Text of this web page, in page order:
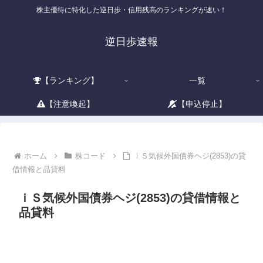
株主優待に特化した逆日歩・信用残高のランキングが速い！
逆日歩速報
【ランキング】 一覧
【注意喚起】 【申込停止】
ホーム 株コード
ｉＳ気候外国債券ヘジ(2853)の貸
借情報と品貸料
ｉＳ気候外国債券ヘジ(2853)の貸借情報と
品貸料